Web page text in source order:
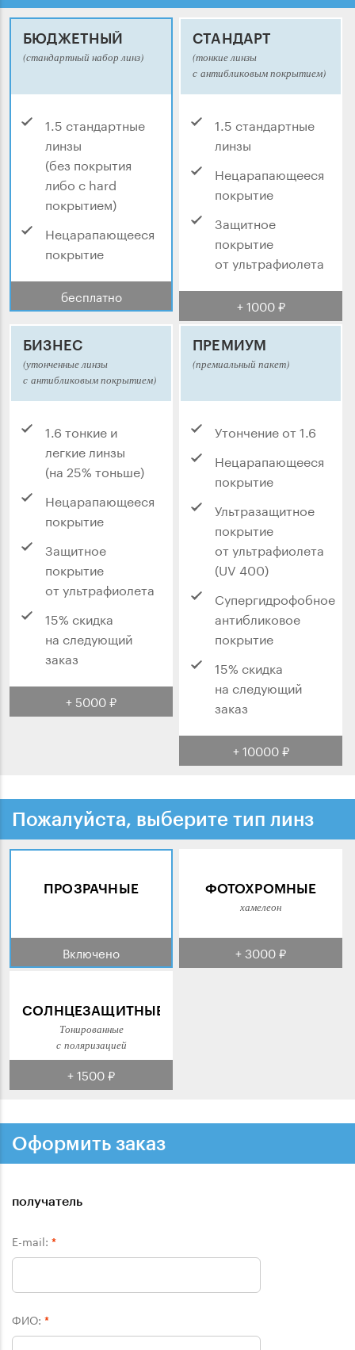
БЮДЖЕТНЫЙ
(стандартный набор линз)
1.5 стандартные
линзы
(без покрытия
либо с hard
покрытием)
Нецарапающееся
покрытие
бесплатно
СТАНДАРТ
(тонкие линзы
с антибликовым покрытием)
1.5 стандартные
линзы
Нецарапающееся
покрытие
Защитное
покрытие
от ультрафиолета
+ 1000 ₽
БИЗНЕС
(утонченные линзы
с антибликовым покрытием)
1.6 тонкие и
легкие линзы
(на 25% тоньше)
Нецарапающееся
покрытие
Защитное
покрытие
от ультрафиолета
15% скидка
на следующий
заказ
+ 5000 ₽
ПРЕМИУМ
(премиальный пакет)
Утончение от 1.6
Нецарапающееся
покрытие
Ультразащитное
покрытие
от ультрафиолета
(UV 400)
Супергидрофобное
антибликовое
покрытие
15% скидка
на следующий
заказ
+ 10000 ₽
Пожалуйста, выберите тип линз
ПРОЗРАЧНЫЕ
Включено
ФОТОХРОМНЫЕ
хамелеон
+ 3000 ₽
СОЛНЦЕЗАЩИТНЫЕ
Тонированные
с поляризацией
+ 1500 ₽
Оформить заказ
получатель
E-mail: *
ФИО: *